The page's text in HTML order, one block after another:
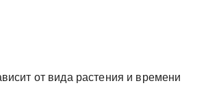
от вида растения и времени